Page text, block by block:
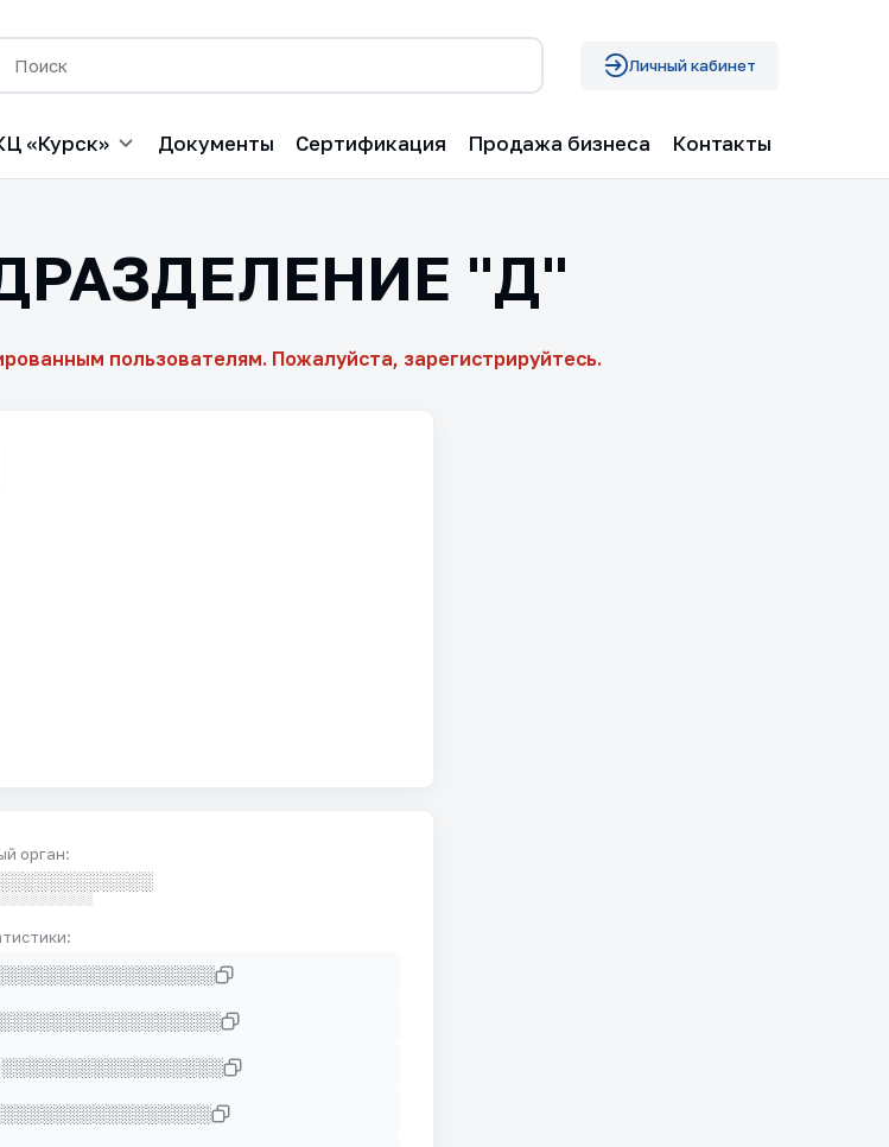
Личный кабинет
«Курск» Документы Сертификация Продажа бизнеса Контакты
"Д"
пользователям. Пожалуйста, зарегистрируйтесь.
орган:
░░░░░░░░░░░░░░░░░
░░░░░░░░░░░░░░░░░